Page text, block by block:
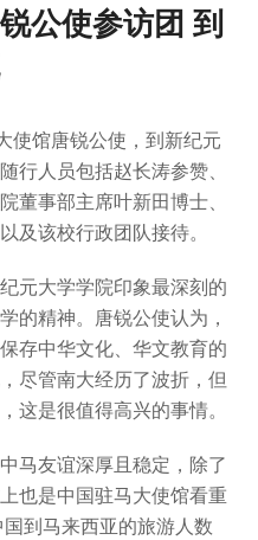
公使参访团 到
使馆唐锐公使，到新纪元
行人员包括赵长涛参赞、
董事部主席叶新田博士、
及该校行政团队接待。
元大学学院印象最深刻的
的精神。唐锐公使认为，
存中华文化、华文教育的
尽管南大经历了波折，但
这是很值得高兴的事情。
马友谊深厚且稳定，除了
也是中国驻马大使馆看重
到马来西亚的旅游人数